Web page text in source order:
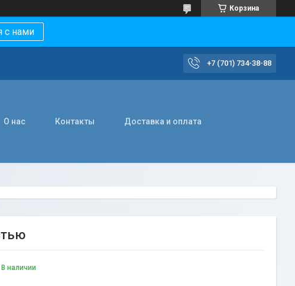
Корзина
с нами
+7 (701) 734-38-88
О нас Контакты Доставка и оплата
В наличии